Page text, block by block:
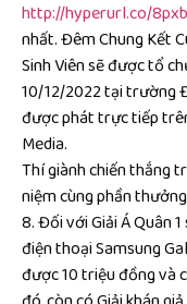
http://hyperurl.co/
nhất. Đêm Chung Kết
Sinh Viên sẽ được tổ
10/12/2022 tại trường
được phát trực tiếp
Media.
Thí giành chiến thắng
niệm cùng phần
8. Đối với Giải Á Quân
điện thoại Samsung
được 10 triệu đồng và